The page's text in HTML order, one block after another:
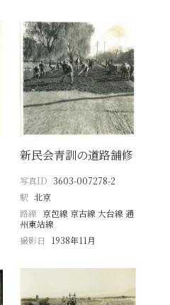
新民会青訓の道路舗修
写真ID 3603-007278-2
駅 北京
路線 京包線 京古線 大台線 通
州東站線
撮影日
1938年11月